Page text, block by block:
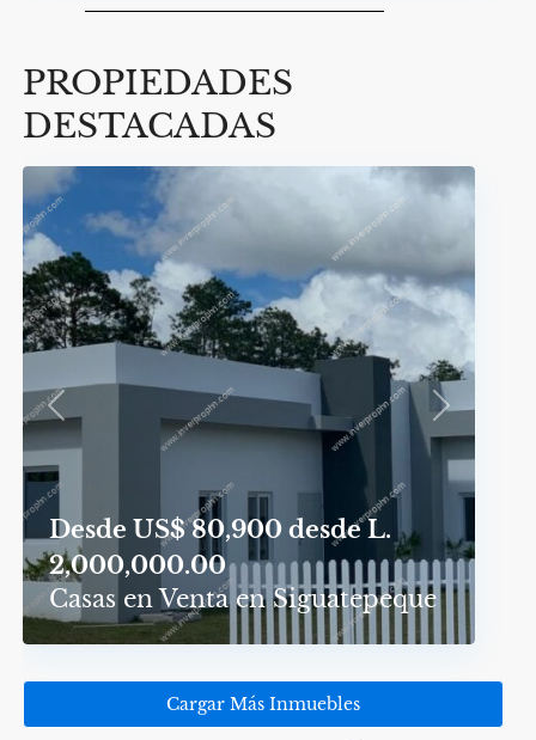
PROPIEDADES
DESTACADAS
Previous Next
Desde US$ 80,900 desde L.
2,000,000.00
Casas en Venta en Siguatepeque
Cargar Más Inmuebles